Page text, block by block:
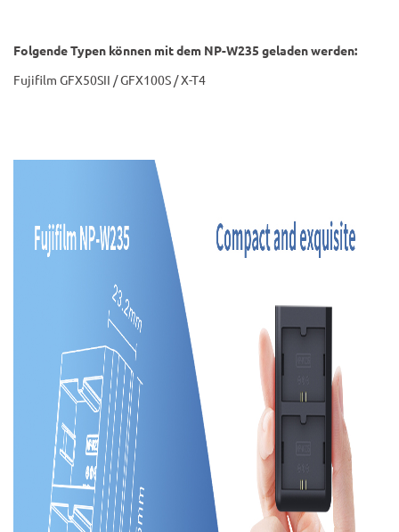
Folgende Typen können mit dem NP-W235 geladen werden:
Fujifilm GFX50SII / GFX100S / X-T4